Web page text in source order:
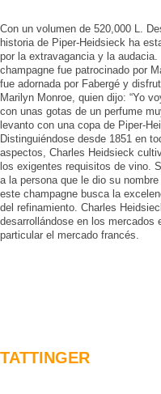
Con un volumen de 520,000 L.
historia de Piper-Heidsieck ha
por la extravagancia y la audacia.
champagne fue patrocinado por
fue adornada por Fabergé y
Marilyn Monroe, quien dijo: “Yo
con unas gotas de un perfume
levanto con una copa de Piper-
Distinguiéndose desde 1851 en
aspectos, Charles Heidsieck
los exigentes requisitos de vino.
a la persona que le dio su
este champagne busca la
del refinamiento. Charles
desarrollándose en los mercados
particular el mercado francés.
TATTINGER